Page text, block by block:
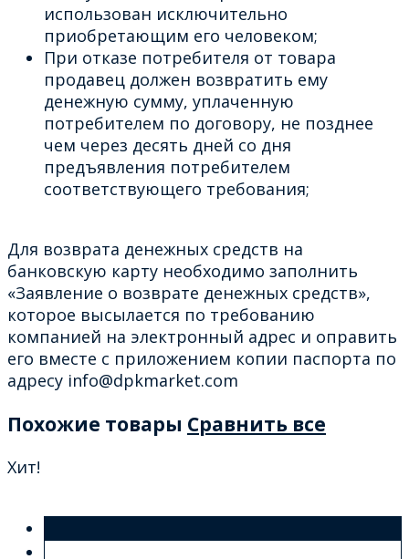
использован исключительно
приобретающим его человеком;
При отказе потребителя от товара
продавец должен возвратить ему
денежную сумму, уплаченную
потребителем по договору, не позднее
чем через десять дней со дня
предъявления потребителем
соответствующего требования;
Для возврата денежных средств на
банковскую карту необходимо заполнить
«Заявление о возврате денежных средств»,
которое высылается по требованию
компанией на электронный адрес и оправить
его вместе с приложением копии паспорта по
адресу info@dpkmarket.com
Похожие товары Сравнить все
Хит!